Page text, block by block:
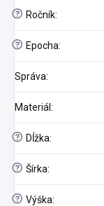
? Ročník:
? Epocha:
Správa:
Materiál :
? Dĺžka:
? Šírka:
? Výška: